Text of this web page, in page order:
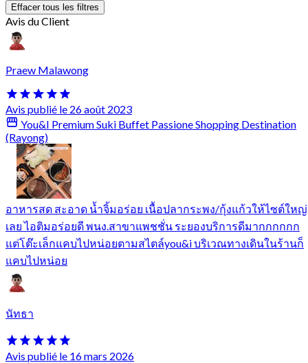
Effacer tous les filtres
Avis du Client
Praew Malawong
Avis publié le 26 août 2023
You&I Premium Suki Buffet Passione Shopping Destination
(Rayong)
อาหารสด สะอาด น้ำจิ้มอร่อย เนื้อปลากระพง/กุ้งแก้วให้ไซต์ใหญ่
เลย ไอติมอร่อยดี พนง.สาขาแพชชั่น ระยองบริการดีมากกกกกก
แต่โต๊ะเล็กแคบไปหน่อยตามสไตล์you&i บริเวณทางเดินในร้านก็
แคบไปหน่อย
นัทธา
Avis publié le 16 mars 2026